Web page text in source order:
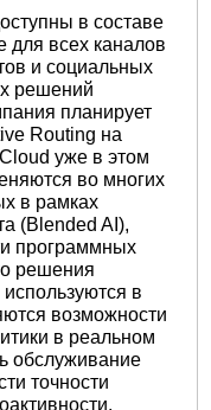
в составе
всех каналов
и социальных
решений
планирует
Routing на
уже в этом
во многих
в рамках
(Blended AI),
программных
решения
в
возможности
в реальном
обслуживание
точности